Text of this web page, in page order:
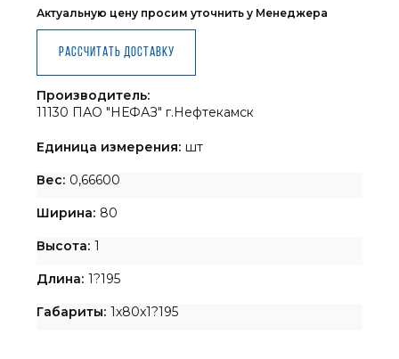
Актуальную цену просим уточнить у Менеджера
Рассчитать доставку
Производитель:
11130 ПАО "НЕФАЗ" г.Нефтекамск
Единица измерения: шт
Вес: 0,66600
Ширина: 80
Высота: 1
Длина: 1?195
Габариты: 1x80x1?195